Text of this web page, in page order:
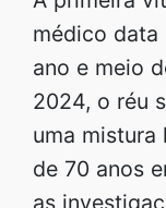
médico data
ano e meio
2024, o réu
uma mistura
de 70 anos
as